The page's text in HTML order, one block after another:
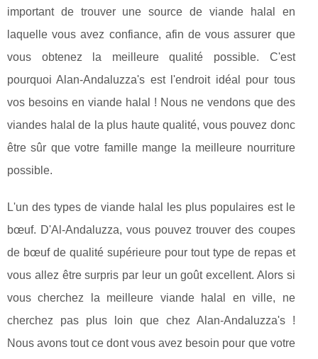
important de trouver une source de viande halal en
laquelle vous avez confiance, afin de vous assurer que
vous obtenez la meilleure qualité possible. C'est
pourquoi Alan-Andaluzza's est l'endroit idéal pour tous
vos besoins en viande halal ! Nous ne vendons que des
viandes halal de la plus haute qualité, vous pouvez donc
être sûr que votre famille mange la meilleure nourriture
possible.
L'un des types de viande halal les plus populaires est le
bœuf. D'Al-Andaluzza, vous pouvez trouver des coupes
de bœuf de qualité supérieure pour tout type de repas et
vous allez être surpris par leur un goût excellent. Alors si
vous cherchez la meilleure viande halal en ville, ne
cherchez pas plus loin que chez Alan-Andaluzza's !
Nous avons tout ce dont vous avez besoin pour que votre